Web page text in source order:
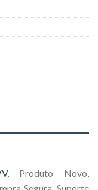
, Produto Novo,